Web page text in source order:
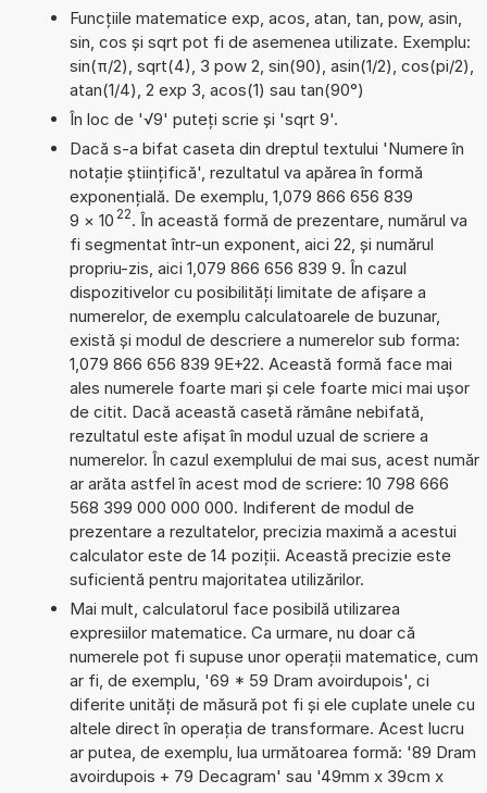
Funcțiile matematice exp, acos, atan, tan, pow, asin,
sin, cos și sqrt pot fi de asemenea utilizate. Exemplu:
sin(π/2), sqrt(4), 3 pow 2, sin(90), asin(1/2), cos(pi/2),
atan(1/4), 2 exp 3, acos(1) sau tan(90°)
În loc de '√9' puteți scrie și 'sqrt 9'.
Dacă s-a bifat caseta din dreptul textului 'Numere în
notație științifică', rezultatul va apărea în formă
exponențială. De exemplu, 1,079 866 656 839
9 × 10 22. În această formă de prezentare, numărul va
fi segmentat într-un exponent, aici 22, și numărul
propriu-zis, aici 1,079 866 656 839 9. În cazul
dispozitivelor cu posibilități limitate de afișare a
numerelor, de exemplu calculatoarele de buzunar,
există și modul de descriere a numerelor sub forma:
1,079 866 656 839 9E+22. Această formă face mai
ales numerele foarte mari și cele foarte mici mai ușor
de citit. Dacă această casetă rămâne nebifată,
rezultatul este afișat în modul uzual de scriere a
numerelor. În cazul exemplului de mai sus, acest număr
ar arăta astfel în acest mod de scriere: 10 798 666
568 399 000 000 000. Indiferent de modul de
prezentare a rezultatelor, precizia maximă a acestui
calculator este de 14 poziții. Această precizie este
suficientă pentru majoritatea utilizărilor.
Mai mult, calculatorul face posibilă utilizarea
expresiilor matematice. Ca urmare, nu doar că
numerele pot fi supuse unor operații matematice, cum
ar fi, de exemplu, '69 * 59 Dram avoirdupois', ci
diferite unități de măsură pot fi și ele cuplate unele cu
altele direct în operația de transformare. Acest lucru
ar putea, de exemplu, lua următoarea formă: '89 Dram
avoirdupois + 79 Decagram' sau '49mm x 39cm x